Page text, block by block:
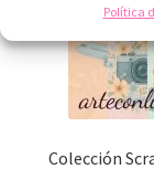
Política
Colección